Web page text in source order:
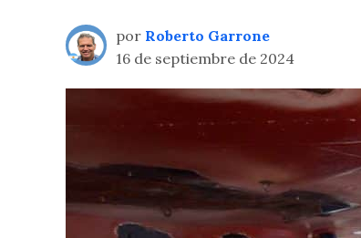
por Roberto Garrone
16 de septiembre de 2024